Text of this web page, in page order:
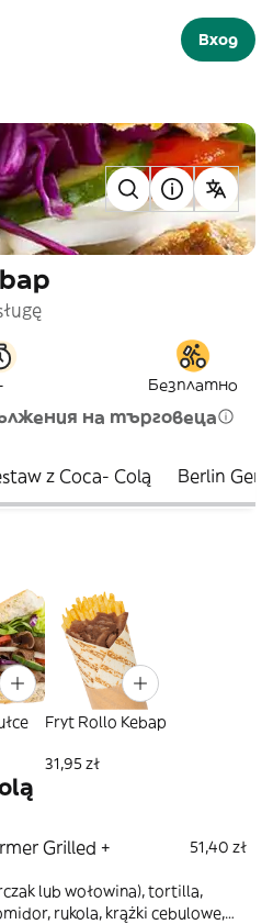
Вход
Безплатно
на търговеца
z Coca- Colą Berlin
Fryt Rollo Kebap
31,95 zł
Grilled +
51,40 zł
lub wołowina), tortilla,
rukola, krążki cebulowe,